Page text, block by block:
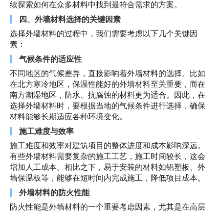
续探索如何在众多材料中找到最符合需求的方案。
四、外墙材料选择的关键因素
选择外墙材料的过程中，我们需要考虑以下几个关键因
素：
气候条件的适应性
不同地区的气候差异，直接影响着外墙材料的选择。比如
在北方寒冷地区，保温性能好的外墙材料至关重要，而在
南方潮湿地区，防水、抗腐蚀的材料更为适合。因此，在
选择外墙材料时，要根据当地的气候条件进行选择，确保
材料能够长期适应各种环境变化。
施工难度与效率
施工难度和效率对建筑项目的整体进度和成本影响深远。
有些外墙材料需要复杂的施工工艺，施工时间较长，这会
增加人工成本。相比之下，易于安装的材料如铝塑板、外
墙保温板等，能够在短时间内完成施工，降低项目成本。
外墙材料的防火性能
防火性能是外墙材料的一个重要考虑因素，尤其是在高层